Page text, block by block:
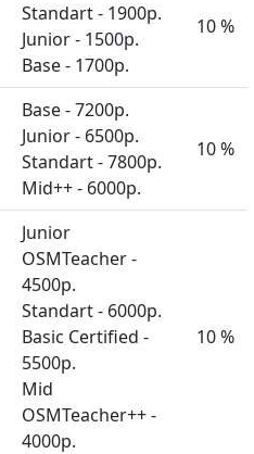
Standart - 1900р.
Junior - 1500р.
Base - 1700р.
10 %
Base - 7200р.
Junior - 6500р.
Standart - 7800р.
Mid++ - 6000р.
10 %
Junior
OSMTeacher -
4500р.
Standart - 6000р.
Basic Certified -
5500р.
Mid
OSMTeacher++ -
4000р.
10 %